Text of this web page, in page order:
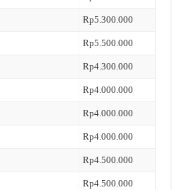
Rp5.300.000
Rp5.500.000
Rp4.300.000
Rp4.000.000
Rp4.000.000
Rp4.000.000
Rp4.500.000
Rp4.500.000